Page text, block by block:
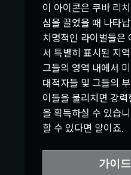
이 아이콘은 쿠바 리
심을 끌었을 때 나타
치명적인 라이벌들은
서 특별히 표시된 지
그들의 영역 내에서
대적자들 및 그들의
이들을 물리치면 강
을 획득하실 수 있습
할 수 있다면 말이죠.
가이